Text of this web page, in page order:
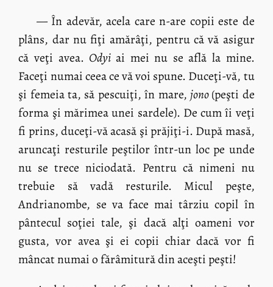
— În adevăr, acela care n-are copii este de
plâns, dar nu fiţi amărâţi, pentru că vă asigur
că veţi avea. Odyi ai mei nu se află la mine.
Faceţi numai ceea ce vă voi spune. Duceţi-vă, tu
şi femeia ta, să pescuiţi, în mare, jono(peşti de
forma şi mărimea unei sardele). De cum îi veţi
fi prins, duceţi-vă acasă şi prăjiţi-i. După masă,
aruncaţi resturile peştilor într-un loc pe unde
nu se trece niciodată. Pentru că nimeni nu
trebuie să vadă resturile. Micul peşte,
Andrianombe, se va face mai târziu copil în
pântecul soţiei tale, şi dacă alţi oameni vor
gusta, vor avea şi ei copii chiar dacă vor fi
mâncat numai o fărâmitură din aceşti peşti!